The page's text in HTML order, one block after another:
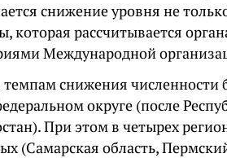
снижение уровня не
которая рассчитывается
Международной
темпам снижения численности
округе (после
При этом в четырех
(Самарская область,